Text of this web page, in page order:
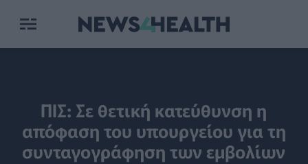
ΠΙΣ: Σε θετική κατεύθυνση η
απόφαση του υπουργείου για τη
συνταγογράφηση των εμβολίων